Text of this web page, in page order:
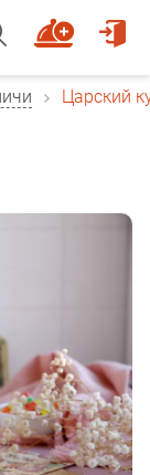
Царский